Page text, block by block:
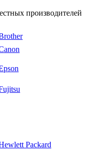
производителей
Packard